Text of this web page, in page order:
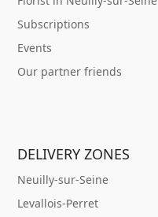
Subscriptions
Events
Our partner friends
DELIVERY ZONES
Neuilly-sur-Seine
Levallois-Perret